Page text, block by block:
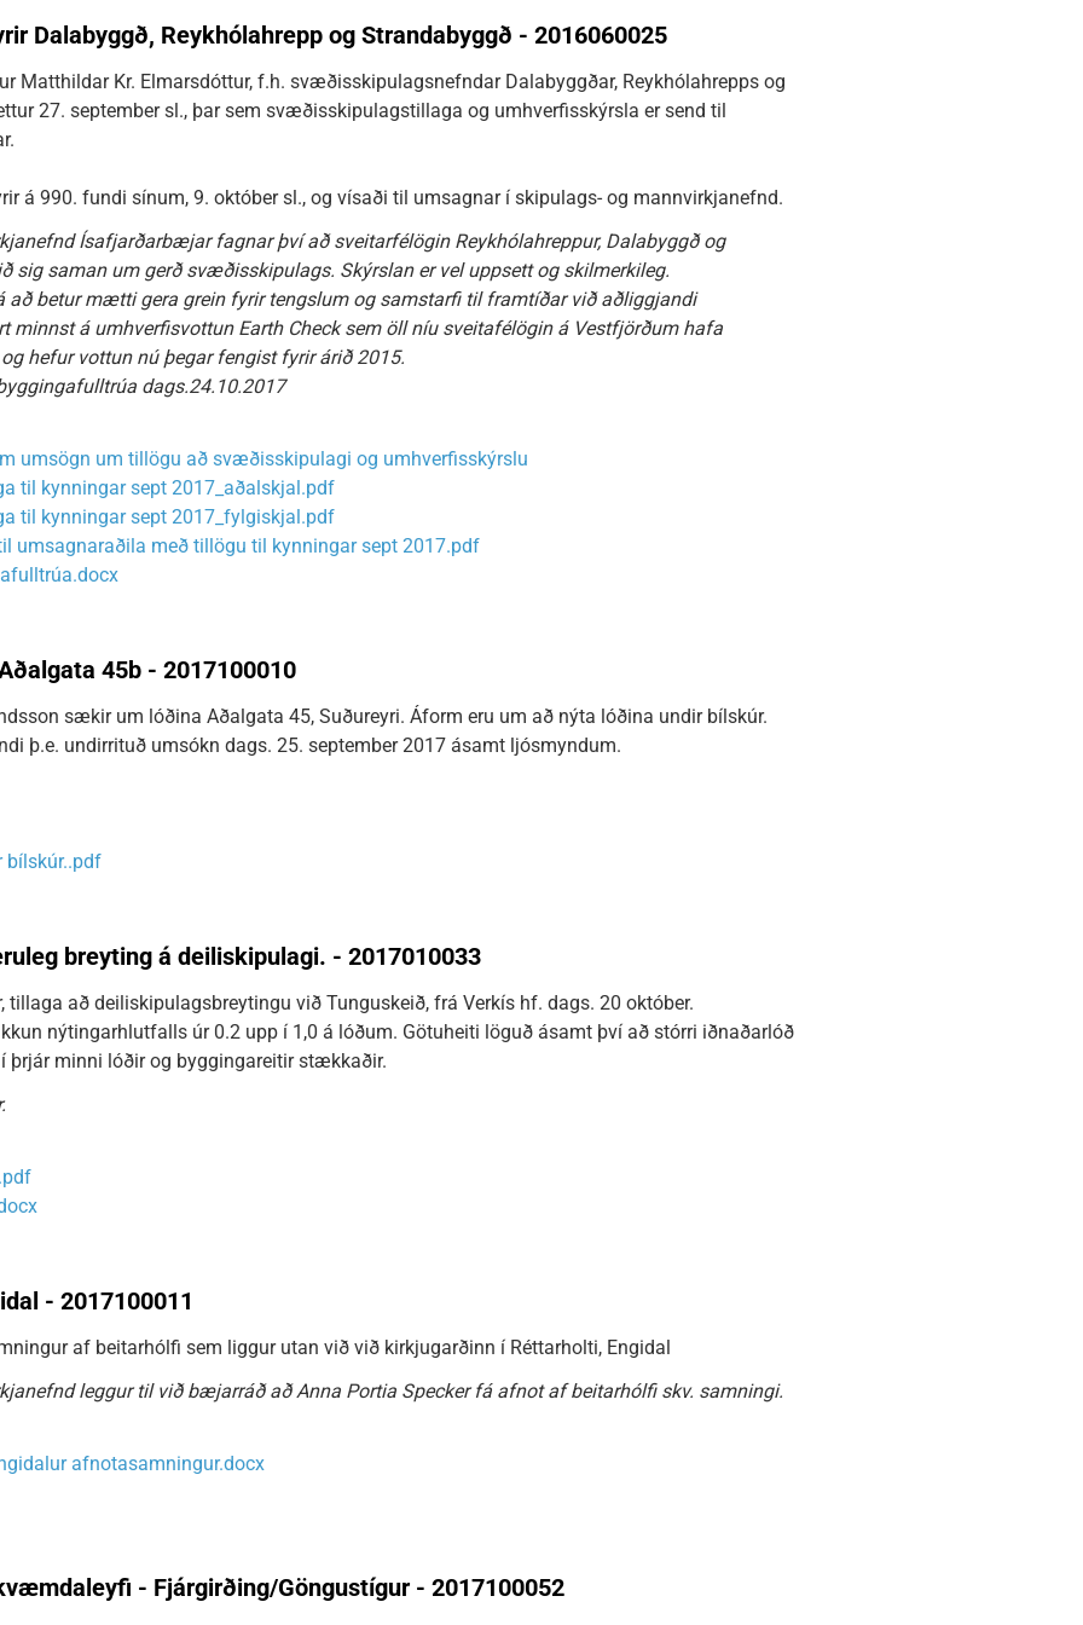
Dalabyggð, Reykhólahrepp og Strandabyggð - 2016060025
Matthildar Kr. Elmarsdóttur, f.h. svæðisskipulagsnefndar Dalabyggðar, Reykhólahrepps og
27. september sl., þar sem svæðisskipulagstillaga og umhverfisskýrsla er send til
á 990. fundi sínum, 9. október sl., og vísaði til umsagnar í skipulags- og mannvirkjanefnd.
Ísafjarðarbæjar fagnar því að sveitarfélögin Reykhólahreppur, Dalabyggð og
sig saman um gerð svæðisskipulags. Skýrslan er vel uppsett og skilmerkileg.
að betur mætti gera grein fyrir tengslum og samstarfi til framtíðar við aðliggjandi
minnst á umhverfisvottun Earth Check sem öll níu sveitafélögin á Vestfjörðum hafa
hefur vottun nú þegar fengist fyrir árið 2015.
dags.24.10.2017
umsögn um tillögu að svæðisskipulagi og umhverfisskýrslu
til kynningar sept 2017_aðalskjal.pdf
til kynningar sept 2017_fylgiskjal.pdf
umsagnaraðila með tillögu til kynningar sept 2017.pdf
45b - 2017100010
sækir um lóðina Aðalgata 45, Suðureyri. Áform eru um að nýta lóðina undir bílskúr.
þ.e. undirrituð umsókn dags. 25. september 2017 ásamt ljósmyndum.
bílskúr..pdf
breyting á deiliskipulagi. - 2017010033
að deiliskipulagsbreytingu við Tunguskeið, frá Verkís hf. dags. 20 október.
nýtingarhlutfalls úr 0.2 upp í 1,0 á lóðum. Götuheiti löguð ásamt því að stórri iðnaðarlóð
þrjár minni lóðir og byggingareitir stækkaðir.
- 2017100011
af beitarhólfi sem liggur utan við við kirkjugarðinn í Réttarholti, Engidal
leggur til við bæjarráð að Anna Portia Specker fá afnot af beitarhólfi skv. samningi.
afnotasamningur.docx
- Fjárgirðing/Göngustígur - 2017100052